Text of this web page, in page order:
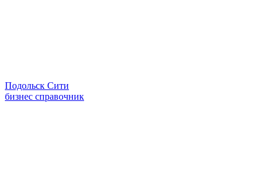
Подольск Сити
бизнес справочник